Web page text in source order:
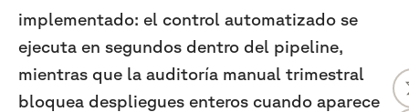
implementado: el control automatizado se
ejecuta en segundos dentro del pipeline,
mientras que la auditoría manual trimestral
bloquea despliegues enteros cuando aparece